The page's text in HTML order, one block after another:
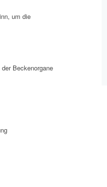
um die
Beckenorgane